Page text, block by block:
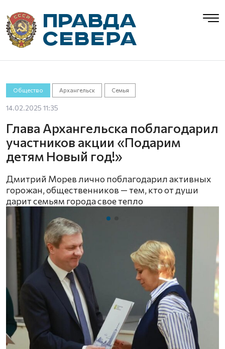
Общество Архангельск Семья
14.02.2025 11:35
Глава Архангельска поблагодарил
участников акции «Подарим
детям Новый год!»
Дмитрий Морев лично поблагодарил активных
горожан, общественников — тем, кто от души
дарит семьям города свое тепло